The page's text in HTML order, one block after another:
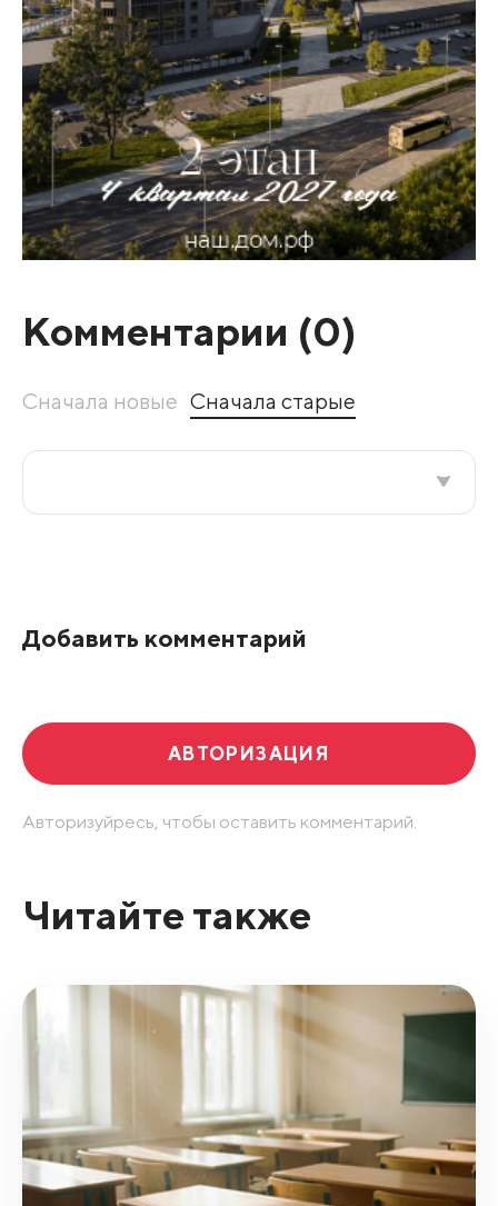
Комментарии (0)
Сначала новые Сначала старые
Добавить комментарий
АВТОРИЗАЦИЯ
Авторизуйресь, чтобы оставить комментарий.
Читайте также